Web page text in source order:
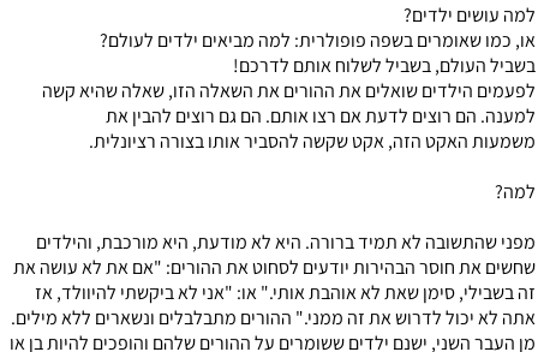
למה עושים ילדים?
או, כמו שאומרים בשפה פופולרית: למה מביאים ילדים לעולם?
בשביל העולם, בשביל לשלוח אותם לדרכם!
לפעמים הילדים שואלים את ההורים את השאלה הזו, שאלה שהיא קשה
למענה. הם רוצים לדעת אם רצו אותם. הם גם רוצים להבין את
משמעות האקט הזה, אקט שקשה להסביר אותו בצורה רציונלית.
למה?
מפני שהתשובה לא תמיד ברורה. היא לא מודעת, היא מורכבת, והילדים
שחשים את חוסר הבהירות יודעים לסחוט את ההורים: "אם את לא עושה את
זה בשבילי, סימן שאת לא אוהבת אותי." או: "אני לא ביקשתי להיוולד, אז
אתה לא יכול לדרוש את זה ממני." ההורים מתבלבלים ונשארים ללא מילים.
מן העבר השני, ישנם ילדים ששומרים על ההורים שלהם והופכים להיות בן או